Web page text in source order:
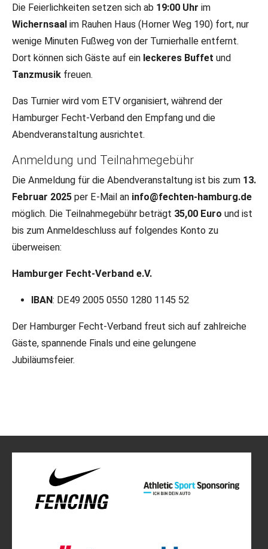
Die Feierlichkeiten setzen sich ab 19:00 Uhr im
Wichernsaal im Rauhen Haus (Horner Weg 190) fort, nur
wenige Minuten Fußweg von der Turnierhalle entfernt.
Dort können sich Gäste auf ein leckeres Buffet und
Tanzmusik freuen.
Das Turnier wird vom ETV organisiert, während der
Hamburger Fecht-Verband den Empfang und die
Abendveranstaltung ausrichtet.
Anmeldung und Teilnahmegebühr
Die Anmeldung für die Abendveranstaltung ist bis zum 13.
Februar 2025 per E-Mail an info@fechten-hamburg.de
möglich. Die Teilnahmegebühr beträgt 35,00 Euro und ist
bis zum Anmeldeschluss auf folgendes Konto zu
überweisen:
Hamburger Fecht-Verband e.V.
IBAN: DE49 2005 0550 1280 1145 52
Der Hamburger Fecht-Verband freut sich auf zahlreiche
Gäste, spannende Finals und eine gelungene
Jubiläumsfeier.